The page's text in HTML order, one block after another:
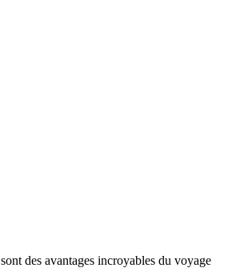
sont des avantages incroyables du voyage